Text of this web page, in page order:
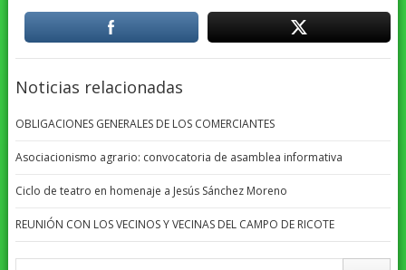
Noticias relacionadas
OBLIGACIONES GENERALES DE LOS COMERCIANTES
Asociacionismo agrario: convocatoria de asamblea informativa
Ciclo de teatro en homenaje a Jesús Sánchez Moreno
REUNIÓN CON LOS VECINOS Y VECINAS DEL CAMPO DE RICOTE